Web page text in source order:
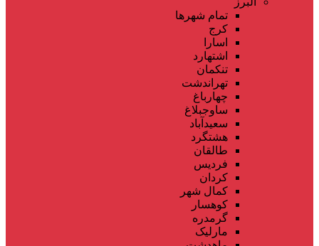
تمام شهر‌ها
کرج
اسارا
اشتهارد
تنکمان
تهراندشت
چهارباغ
ساوجبلاغ
سعیدآباد
هشتگرد
طالقان
فردیس
کردان
کمال شهر
کوهسار
گرمدره
مارلیک